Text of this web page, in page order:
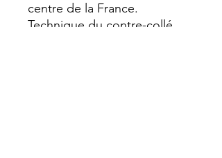
centre de la France.
Technique du contre-collé.